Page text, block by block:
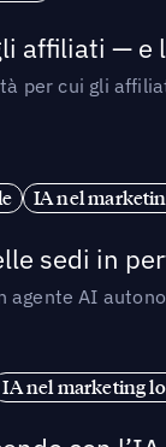
affiliati — e
per cui gli
IA nel
sedi in
AI
IA nel marketing